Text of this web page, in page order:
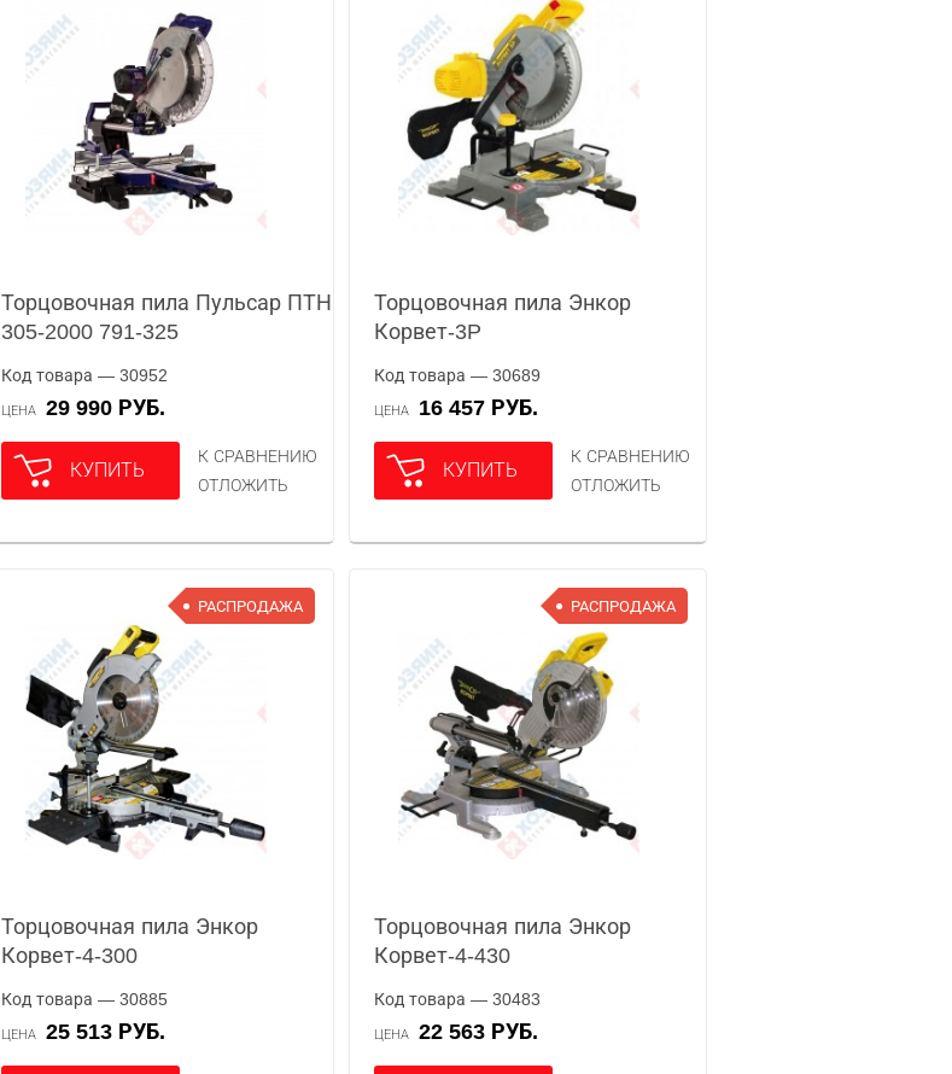
Торцовочная пила Пульсар ПТН
305-2000 791-325
Код товара — 30952
ЦЕНА 29 990 РУБ.
КУПИТЬ
К СРАВНЕНИЮ
ОТЛОЖИТЬ
Торцовочная пила Энкор
Корвет-3P
Код товара — 30689
ЦЕНА 16 457 РУБ.
КУПИТЬ
К СРАВНЕНИЮ
ОТЛОЖИТЬ
РАСПРОДАЖА
Торцовочная пила Энкор
Корвет-4-300
Код товара — 30885
ЦЕНА 25 513 РУБ.
РАСПРОДАЖА
Торцовочная пила Энкор
Корвет-4-430
Код товара — 30483
ЦЕНА 22 563 РУБ.